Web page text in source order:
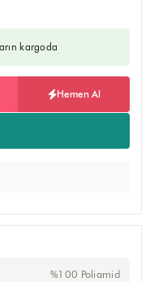
kargoda
Hemen Al
%100 Poliamid